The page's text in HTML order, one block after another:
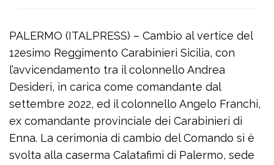
PALERMO (ITALPRESS) – Cambio al vertice del
12esimo Reggimento Carabinieri Sicilia, con
l’avvicendamento tra il colonnello Andrea
Desideri, in carica come comandante dal
settembre 2022, ed il colonnello Angelo Franchi,
ex comandante provinciale dei Carabinieri di
Enna. La cerimonia di cambio del Comando si è
svolta alla caserma Calatafimi di Palermo, sede